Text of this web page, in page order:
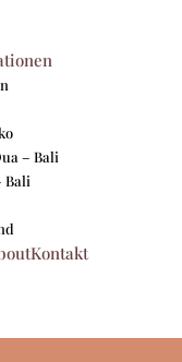
– Bali
Bali
Kontakt